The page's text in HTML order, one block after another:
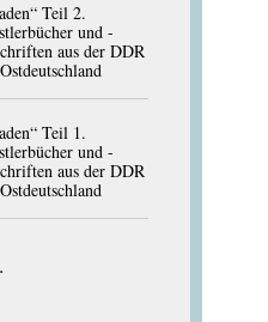
Teil 2.
und -
aus der DDR
Teil 1.
und -
aus der DDR